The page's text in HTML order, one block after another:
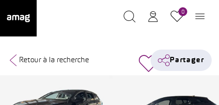
0
Retour à la recherche Partager